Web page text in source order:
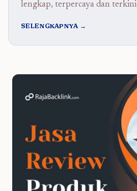
lengkap, terpercaya dan terkini
SELENGKAPNYA →